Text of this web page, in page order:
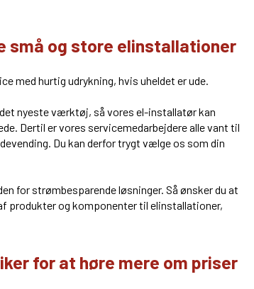
små og store elinstallationer
med hurtig udrykning, hvis uheldet er ude.
nyeste værktøj, så vores el-installatør kan
Dertil er vores servicemedarbejdere alle vant til
Du kan derfor trygt vælge os som din
for strømbesparende løsninger. Så ønsker du at
produkter og komponenter til elinstallationer,
for at høre mere om priser